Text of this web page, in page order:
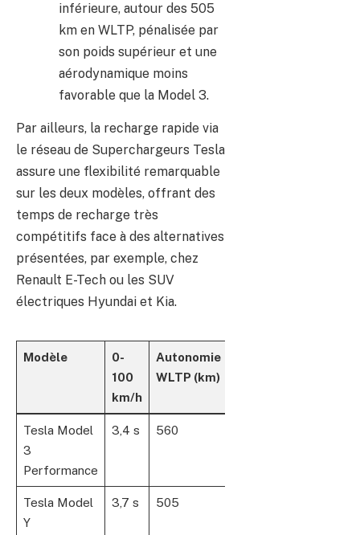
inférieure, autour des 505
km en WLTP, pénalisée par
son poids supérieur et une
aérodynamique moins
favorable que la Model 3.
Par ailleurs, la recharge rapide via
le réseau de Superchargeurs Tesla
assure une flexibilité remarquable
sur les deux modèles, offrant des
temps de recharge très
compétitifs face à des alternatives
présentées, par exemple, chez
Renault E-Tech ou les SUV
électriques Hyundai et Kia.
Modèle
0-
100
km/h
Autonomie
WLTP (km)
Tesla Model
3
Performance
3,4 s 560
Tesla Model
Y
3,7 s 505